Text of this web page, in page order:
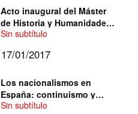
Acto inaugural del Máster
de Historia y Humanidades
Digitales
Sin subtítulo
17/01/2017
Los nacionalismos en
España: continuismo y
discontinuidades
Sin subtítulo